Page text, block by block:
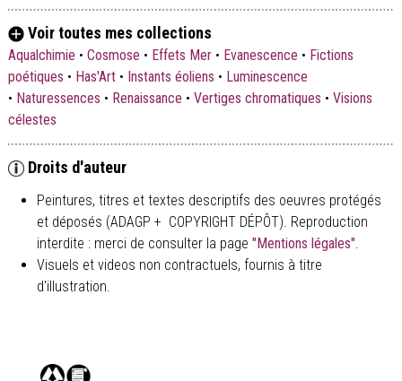
Dorothea Z.
Voir toutes mes collections
Aqualchimie • Cosmose • Effets Mer• Evanescence • Fictions
poétiques • Has'Art• Instants éoliens • Luminescence
• Naturessences • Renaissance • Vertiges chromatiques • Visions
célestes
Droits d'auteur
Peintures, titres et textes descriptifs des oeuvres protégés
et déposés (ADAGP + COPYRIGHT DÉPÔT). Reproduction
interdite : merci de consulter la page "Mentions légales"
Visuels et videos non contractuels, fournis à titre
d'illustration.